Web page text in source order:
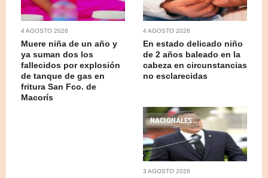
4 AGOSTO 2026
Muere niña de un año y
ya suman dos los
fallecidos por explosión
de tanque de gas en
fritura San Fco. de
Macorís
4 AGOSTO 2026
En estado delicado niño
de 2 años baleado en la
cabeza en circunstancias
no esclarecidas
NACIONALES
3 AGOSTO 2026